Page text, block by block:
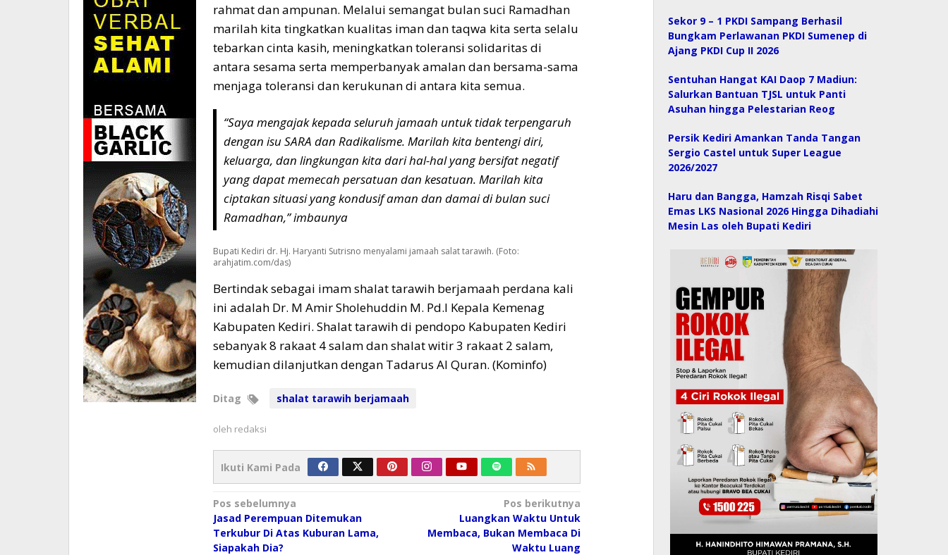
rahmat dan ampunan. Melalui semangat bulan suci Ramadhan
marilah kita tingkatkan kualitas iman dan taqwa kita serta selalu
tebarkan cinta kasih, meningkatkan toleransi solidaritas di
antara sesama serta memperbanyak amalan dan bersama-sama
menjaga toleransi dan kerukunan di antara kita semua.
“Saya mengajak kepada seluruh jamaah untuk tidak terpengaruh
dengan isu SARA dan Radikalisme. Marilah kita bentengi diri,
keluarga, dan lingkungan kita dari hal-hal yang bersifat negatif
yang dapat memecah persatuan dan kesatuan. Marilah kita
ciptakan situasi yang kondusif aman dan damai di bulan suci
Ramadhan,” imbaunya
Bupati Kediri dr. Hj. Haryanti Sutrisno menyalami jamaah salat tarawih. (Foto:
arahjatim.com/das)
Bertindak sebagai imam shalat tarawih berjamaah perdana kali
ini adalah Dr. M Amir Sholehuddin M. Pd.I Kepala Kemenag
Kabupaten Kediri. Shalat tarawih di pendopo Kabupaten Kediri
sebanyak 8 rakaat 4 salam dan shalat witir 3 rakaat 2 salam,
kemudian dilanjutkan dengan Tadarus Al Quran. (Kominfo)
Ditag shalat tarawih berjamaah
oleh redaksi
Ikuti Kami Pada
Navigasi
pos
Pos sebelumnya
Jasad Perempuan Ditemukan
Terkubur Di Atas Kuburan Lama,
Siapakah Dia?
Pos berikutnya
Luangkan Waktu Untuk
Membaca, Bukan Membaca Di
Waktu Luang
Sekor 9 – 1 PKDI Sampang Berhasil
Bungkam Perlawanan PKDI Sumenep di
Ajang PKDI Cup II 2026
Sentuhan Hangat KAI Daop 7 Madiun:
Salurkan Bantuan TJSL untuk Panti
Asuhan hingga Pelestarian Reog
Persik Kediri Amankan Tanda Tangan
Sergio Castel untuk Super League
2026/2027
Haru dan Bangga, Hamzah Risqi Sabet
Emas LKS Nasional 2026 Hingga Dihadiahi
Mesin Las oleh Bupati Kediri